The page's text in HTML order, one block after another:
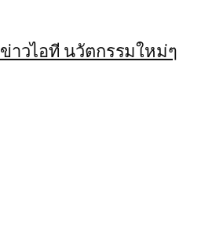
ข่าวไอที นวัตกรรมใหม่ๆ